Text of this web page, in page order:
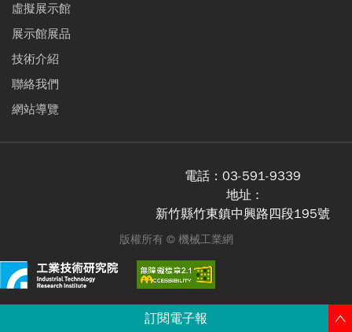
訂閱電子報
虛擬展示館
展示館展品
技術介紹
聯絡我們
網站導覽
電話： 03-591-9339
地址 :
新竹縣竹東鎮中興路四段195號
版權所有 © 機械工業網